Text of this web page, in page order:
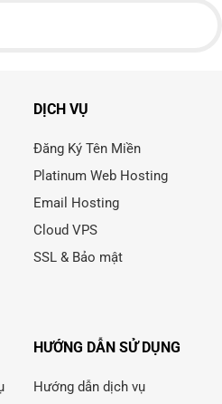
DỊCH VỤ
Đăng Ký Tên Miền
Platinum Web Hosting
Email Hosting
Cloud VPS
SSL & Bảo mật
HƯỚNG DẪN SỬ DỤNG
Hướng dẫn dịch vụ